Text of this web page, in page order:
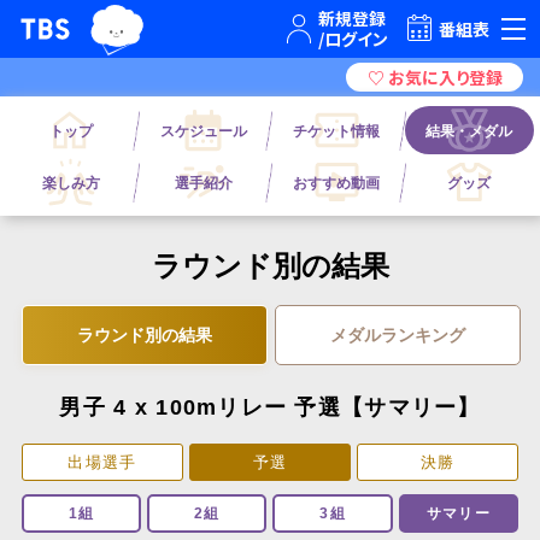
TBSテレビ｜ときめくときを。 番組表
トップ スケジュール チケット情報 結果・メダル
楽しみ方 選手紹介 おすすめ動画 グッズ
ラウンド別の結果
ラウンド別の結果 メダルランキング
男子 4 x 100mリレー 予選【サマリー】
出場選手 予選 決勝
1組 2組 3組 サマリー